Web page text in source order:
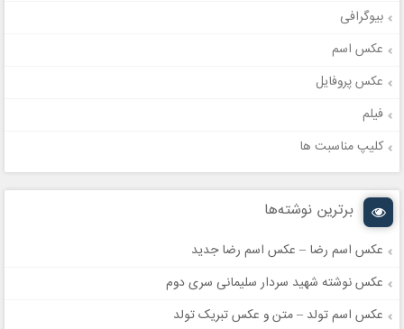
بیوگرافی
عکس اسم
عکس پروفایل
فیلم
کلیپ مناسبت ها
برترین نوشته‌ها
عکس اسم رضا – عکس اسم رضا جدید
عکس نوشته شهید سردار سلیمانی سری دوم
عکس اسم تولد – متن و عکس تبریک تولد